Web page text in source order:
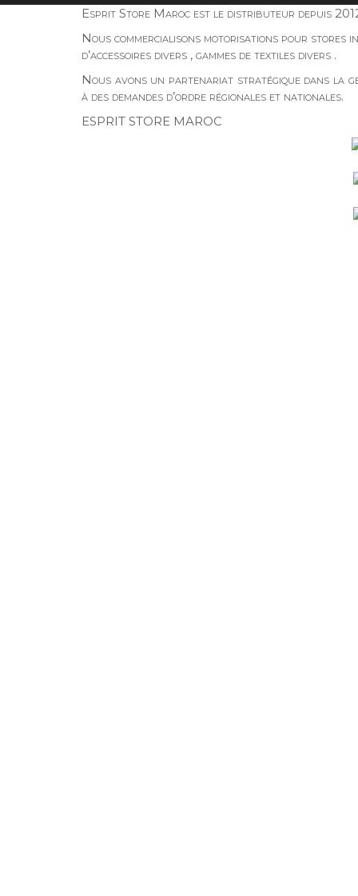
Esprit Store Maroc est le distributeur depuis
Nous commercialisons motorisations pour stores
d’accessoires divers , gammes de textiles divers .
Nous avons un partenariat stratégique dans la
à des demandes d’ordre régionales et nationales.
ESPRIT STORE MAROC